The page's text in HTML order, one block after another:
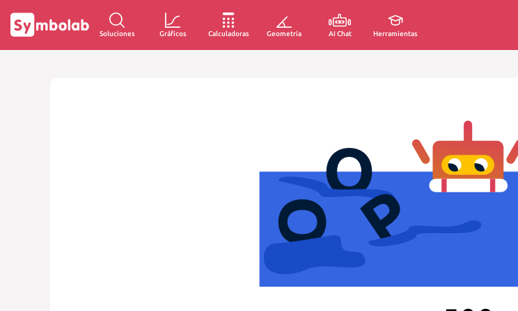
Soluciones Gráficos Calculadoras Geometría AI Chat Herramientas